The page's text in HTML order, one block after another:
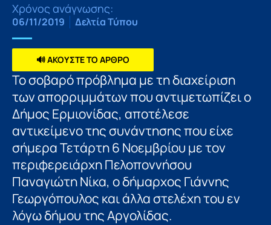
Χρόνος ανάγνωσης:
06/11/2019 Δελτία Τύπου
🔊 ΑΚΟΥΣΤΕ ΤΟ ΑΡΘΡΟ
Το σοβαρό πρόβλημα με τη διαχείριση
των απορριμμάτων που αντιμετωπίζει ο
Δήμος Ερμιονίδας, αποτέλεσε
αντικείμενο της συνάντησης που είχε
σήμερα Τετάρτη 6 Νοεμβρίου με τον
περιφερειάρχη Πελοποννήσου
Παναγιώτη Νίκα, ο δήμαρχος Γιάννης
Γεωργόπουλος και άλλα στελέχη του εν
λόγω δήμου της Αργολίδας.